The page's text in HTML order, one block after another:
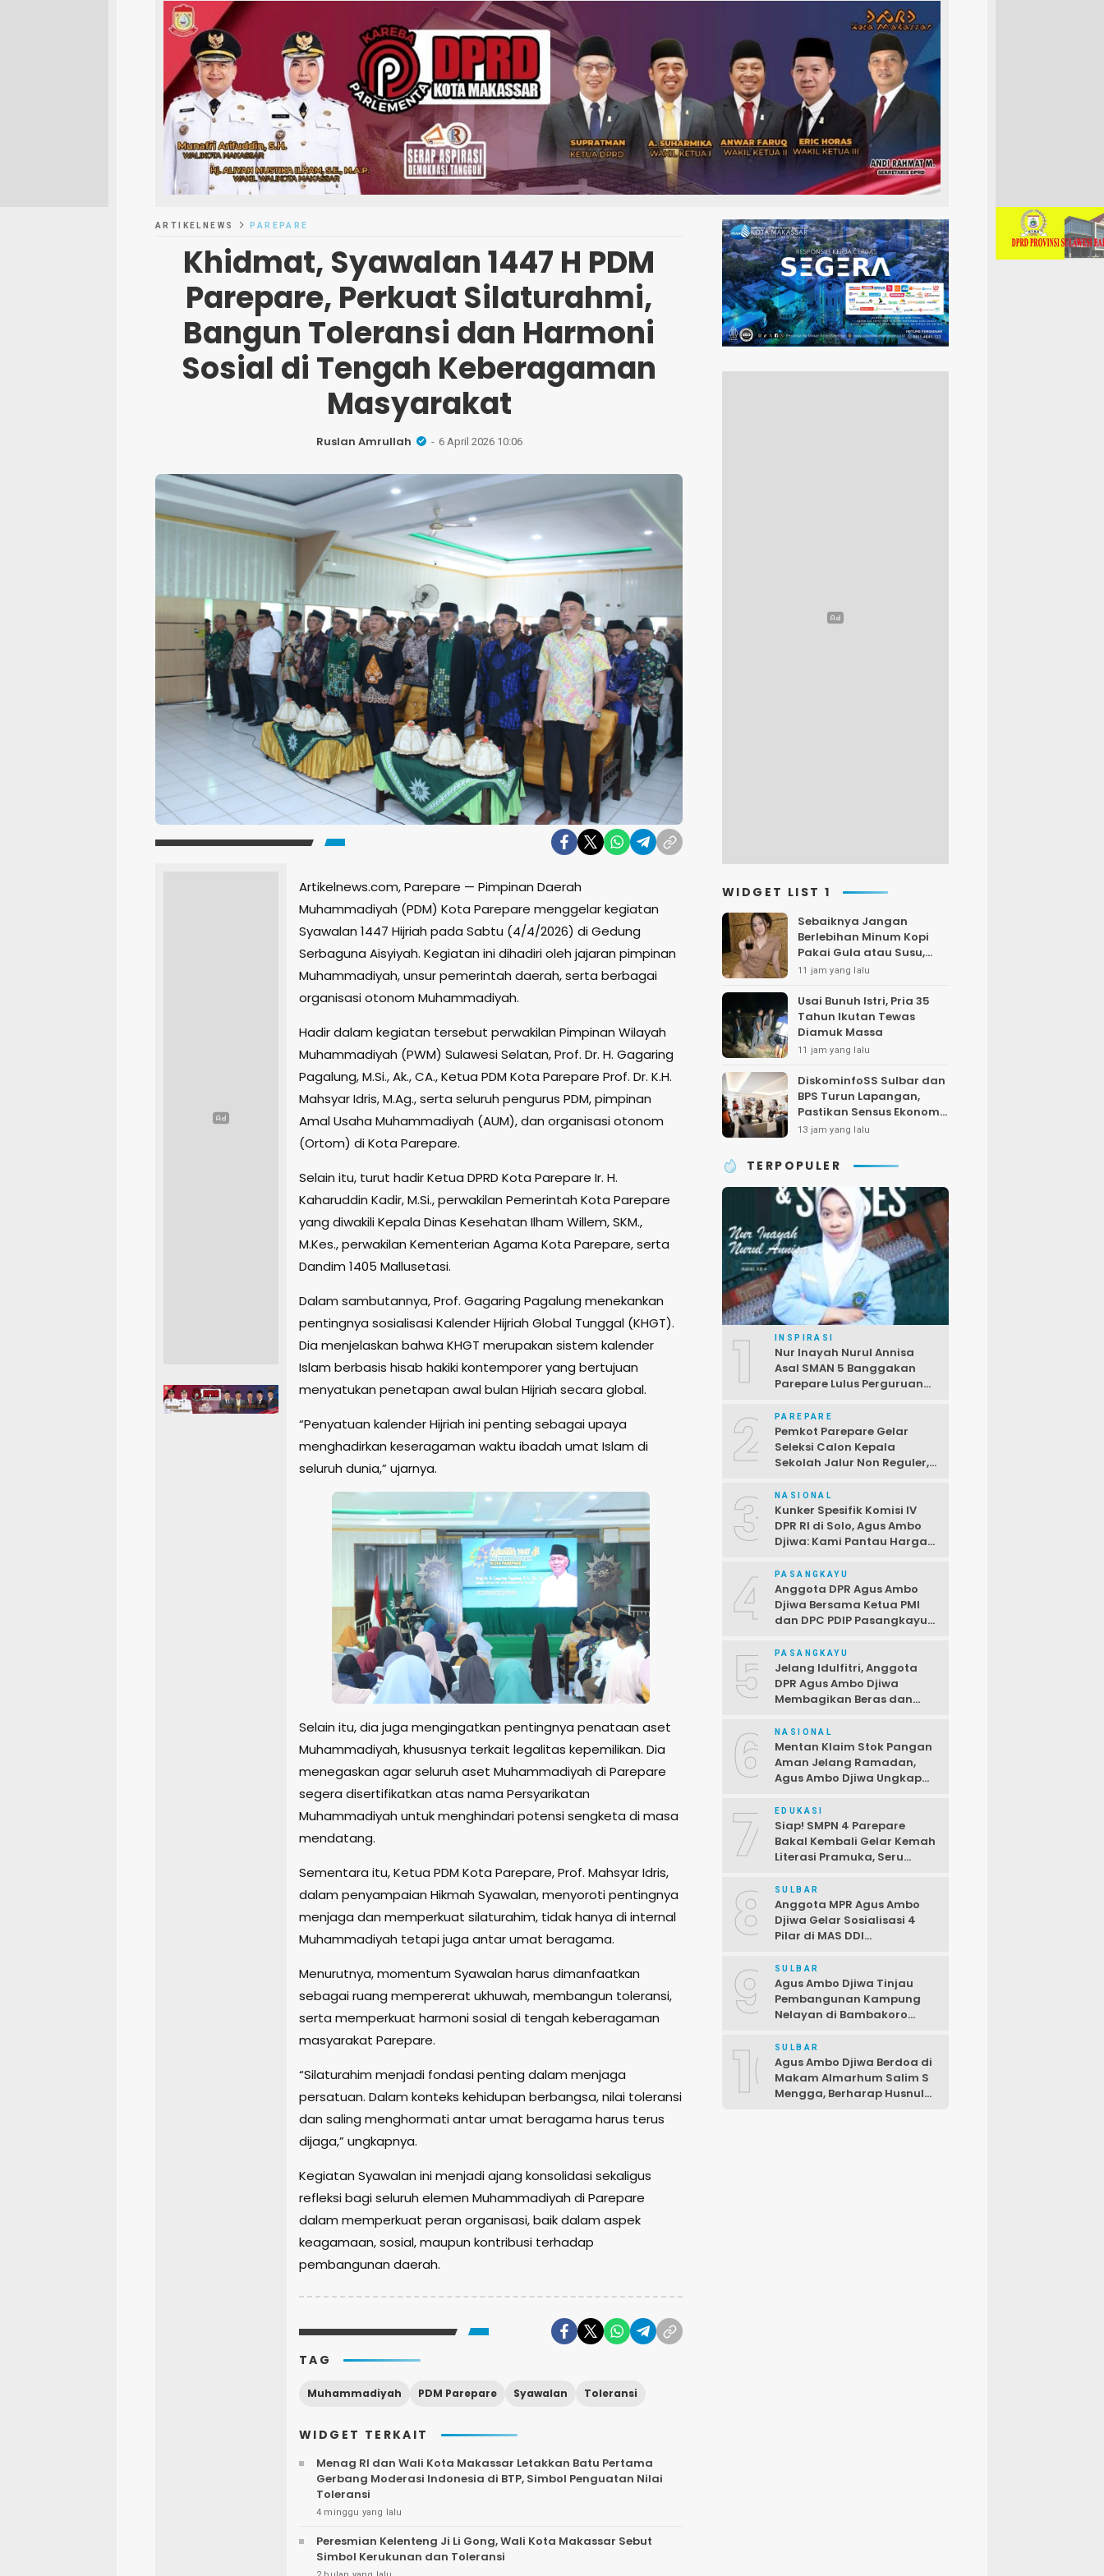
ARTIKELNEWS PAREPARE
Khidmat, Syawalan 1447 H PDM
Parepare, Perkuat Silaturahmi,
Bangun Toleransi dan Harmoni
Sosial di Tengah Keberagaman
Masyarakat
Ruslan Amrullah 6 April 2026 10:06
Artikelnews.com, Parepare — Pimpinan Daerah
Muhammadiyah (PDM) Kota Parepare menggelar kegiatan
Syawalan 1447 Hijriah pada Sabtu (4/4/2026) di Gedung
Serbaguna Aisyiyah. Kegiatan ini dihadiri oleh jajaran pimpinan
Muhammadiyah, unsur pemerintah daerah, serta berbagai
organisasi otonom Muhammadiyah.
Hadir dalam kegiatan tersebut perwakilan Pimpinan Wilayah
Muhammadiyah (PWM) Sulawesi Selatan, Prof. Dr. H. Gagaring
Pagalung, M.Si., Ak., CA., Ketua PDM Kota Parepare Prof. Dr. K.H.
Mahsyar Idris, M.Ag., serta seluruh pengurus PDM, pimpinan
Amal Usaha Muhammadiyah (AUM), dan organisasi otonom
(Ortom) di Kota Parepare.
Selain itu, turut hadir Ketua DPRD Kota Parepare Ir. H.
Kaharuddin Kadir, M.Si., perwakilan Pemerintah Kota Parepare
yang diwakili Kepala Dinas Kesehatan Ilham Willem, SKM.,
M.Kes., perwakilan Kementerian Agama Kota Parepare, serta
Dandim 1405 Mallusetasi.
Dalam sambutannya, Prof. Gagaring Pagalung menekankan
pentingnya sosialisasi Kalender Hijriah Global Tunggal (KHGT).
Dia menjelaskan bahwa KHGT merupakan sistem kalender
Islam berbasis hisab hakiki kontemporer yang bertujuan
menyatukan penetapan awal bulan Hijriah secara global.
“Penyatuan kalender Hijriah ini penting sebagai upaya
menghadirkan keseragaman waktu ibadah umat Islam di
seluruh dunia,” ujarnya.
Selain itu, dia juga mengingatkan pentingnya penataan aset
Muhammadiyah, khususnya terkait legalitas kepemilikan. Dia
menegaskan agar seluruh aset Muhammadiyah di Parepare
segera disertifikatkan atas nama Persyarikatan
Muhammadiyah untuk menghindari potensi sengketa di masa
mendatang.
Sementara itu, Ketua PDM Kota Parepare, Prof. Mahsyar Idris,
dalam penyampaian Hikmah Syawalan, menyoroti pentingnya
menjaga dan memperkuat silaturahim, tidak hanya di internal
Muhammadiyah tetapi juga antar umat beragama.
Menurutnya, momentum Syawalan harus dimanfaatkan
sebagai ruang mempererat ukhuwah, membangun toleransi,
serta memperkuat harmoni sosial di tengah keberagaman
masyarakat Parepare.
“Silaturahim menjadi fondasi penting dalam menjaga
persatuan. Dalam konteks kehidupan berbangsa, nilai toleransi
dan saling menghormati antar umat beragama harus terus
dijaga,” ungkapnya.
Kegiatan Syawalan ini menjadi ajang konsolidasi sekaligus
refleksi bagi seluruh elemen Muhammadiyah di Parepare
dalam memperkuat peran organisasi, baik dalam aspek
keagamaan, sosial, maupun kontribusi terhadap
pembangunan daerah.
TAG
Muhammadiyah PDM Parepare Syawalan Toleransi
WIDGET TERKAIT
Menag RI dan Wali Kota Makassar Letakkan Batu Pertama
Gerbang Moderasi Indonesia di BTP, Simbol Penguatan Nilai
Toleransi
4 minggu yang lalu
Peresmian Kelenteng Ji Li Gong, Wali Kota Makassar Sebut
Simbol Kerukunan dan Toleransi
WIDGET LIST 1
Sebaiknya Jangan
Berlebihan Minum Kopi
Pakai Gula atau Susu,
Bisa Sebabkan Gagal
11 jam yang lalu
Usai Bunuh Istri, Pria 35
Tahun Ikutan Tewas
Diamuk Massa
11 jam yang lalu
DiskominfoSS Sulbar dan
BPS Turun Lapangan,
Pastikan Sensus Ekonomi
2026 Berjalan Nyaman
13 jam yang lalu
TERPOPULER
1 INSPIRASI
Nur Inayah Nurul Annisa
Asal SMAN 5 Banggakan
Parepare Lulus Perguruan
2 PAREPARE
Pemkot Parepare Gelar
Seleksi Calon Kepala
Sekolah Jalur Non Reguler,
Pendaftaran Ditutup 2 April
3 NASIONAL
Kunker Spesifik Komisi IV
DPR RI di Solo, Agus Ambo
Djiwa: Kami Pantau Harga
4 PASANGKAYU
Anggota DPR Agus Ambo
Djiwa Bersama Ketua PMI
dan DPC PDIP Pasangkayu
Korban Kebakaran di Desa
Kayumaloa
5 PASANGKAYU
Jelang Idulfitri, Anggota
DPR Agus Ambo Djiwa
Membagikan Beras dan
Kurang Mampu
6 NASIONAL
Mentan Klaim Stok Pangan
Aman Jelang Ramadan,
Agus Ambo Djiwa Ungkap
Antara Data dan Realitas di
Lapangan
7 EDUKASI
Siap! SMPN 4 Parepare
Bakal Kembali Gelar Kemah
Literasi Pramuka, Seru
8 SULBAR
Anggota MPR Agus Ambo
Djiwa Gelar Sosialisasi 4
Pilar di MAS DDI
Fraksi PDIP DPRD
Pasangkayu
9 SULBAR
Agus Ambo Djiwa Tinjau
Pembangunan Kampung
Nelayan di Bambakoro
Kawasan Perikanan Modern
dan Produktif
10SULBAR
Agus Ambo Djiwa Berdoa di
Makam Almarhum Salim S
Mengga, Berharap Husnul